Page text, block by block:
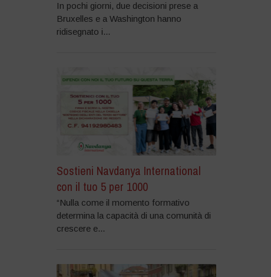
In pochi giorni, due decisioni prese a
Bruxelles e a Washington hanno
ridisegnato i...
Sostieni Navdanya International
con il tuo 5 per 1000
“Nulla come il momento formativo
determina la capacità di una comunità di
crescere e...